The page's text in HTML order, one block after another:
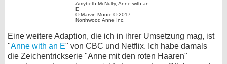
Amybeth McNulty, Anne with an
E
© Marvin Moore © 2017
Northwood Anne Inc.
Eine weitere Adaption, die ich in ihrer Umsetzung mag, ist
"Anne with an E" von CBC und Netflix. Ich habe damals
die Zeichentrickserie "Anne mit den roten Haaren"